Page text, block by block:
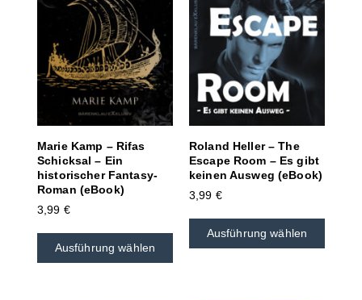
Marie Kamp – Rifas
Schicksal – Ein
historischer Fantasy-
Roman (eBook)
3,99 €
Ausführung wählen
Roland Heller – The
Escape Room – Es gibt
keinen Ausweg (eBook)
3,99 €
Ausführung wählen